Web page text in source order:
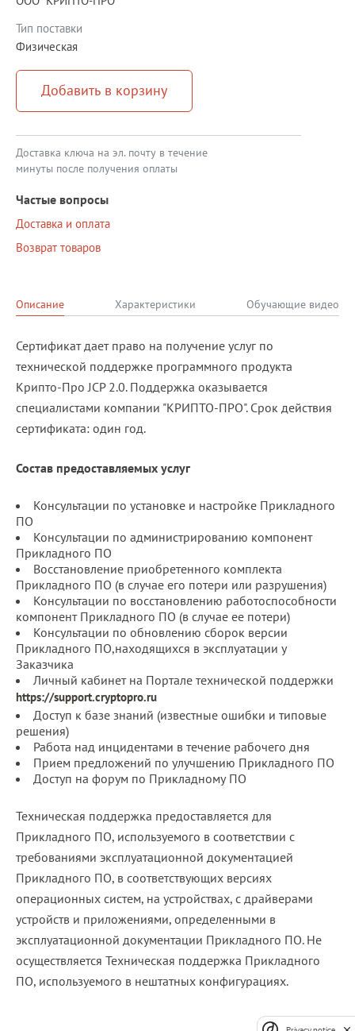
Тип поставки
Физическая
Добавить в корзину
Доставка ключа на эл. почту в течение
минуты после получения оплаты
Частые вопросы
Доставка и оплата
Возврат товаров
Описание Характеристики Обучающие видео
Сертификат дает право на получение услуг по
технической поддержке программного продукта
Крипто-Про JCP 2.0. Поддержка оказывается
специалистами компании "КРИПТО-ПРО". Срок действия
сертификата: один год.
Состав предоставляемых услуг
Консультации по установке и настройке Прикладного
ПО
Консультации по администрированию компонент
Прикладного ПО
Восстановление приобретенного комплекта
Прикладного ПО (в случае его потери или разрушения)
Консультации по восстановлению работоспособности
компонент Прикладного ПО (в случае ее потери)
Консультации по обновлению сборок версии
Прикладного ПО,находящихся в эксплуатации у
Заказчика
Личный кабинет на Портале технической поддержки
https://support.cryptopro.ru
Доступ к базе знаний (известные ошибки и типовые
решения)
Работа над инцидентами в течение рабочего дня
Прием предложений по улучшению Прикладного ПО
Доступ на форум по Прикладному ПО
Техническая поддержка предоставляется для
Прикладного ПО, используемого в соответствии с
требованиями эксплуатационной документацией
Прикладного ПО, в соответствующих версиях
операционных систем, на устройствах, с драйверами
устройств и приложениями, определенными в
эксплуатационной документации Прикладного ПО. Не
осуществляется Техническая поддержка Прикладного
ПО, используемого в нештатных конфигурациях.